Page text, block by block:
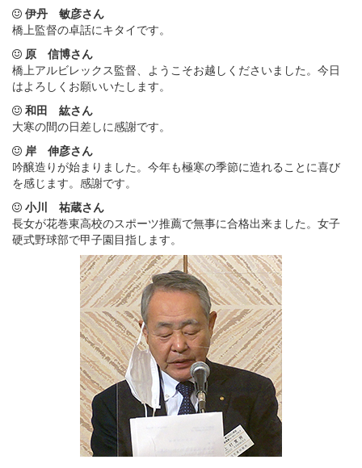
伊丹 敏彦さん
橋上監督の卓話にキタイです。
原 信博さん
橋上アルビレックス監督、ようこそお越しくださいました。今日
はよろしくお願いいたします。
和田 紘さん
大寒の間の日差しに感謝です。
岸 伸彦さん
吟醸造りが始まりました。今年も極寒の季節に造れることに喜び
を感じます。感謝です。
小川 祐蔵さん
長女が花巻東高校のスポーツ推薦で無事に合格出来ました。女子
硬式野球部で甲子園目指します。